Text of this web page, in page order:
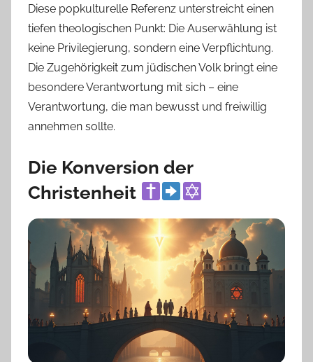
Diese popkulturelle Referenz unterstreicht einen
tiefen theologischen Punkt: Die Auserwählung ist
keine Privilegierung, sondern eine Verpflichtung.
Die Zugehörigkeit zum jüdischen Volk bringt eine
besondere Verantwortung mit sich – eine
Verantwortung, die man bewusst und freiwillig
annehmen sollte.
Die Konversion der
Christenheit